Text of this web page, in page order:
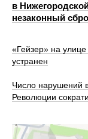
в
незаконный
«Гейзер» на
устранен
Число нарушений
Революции